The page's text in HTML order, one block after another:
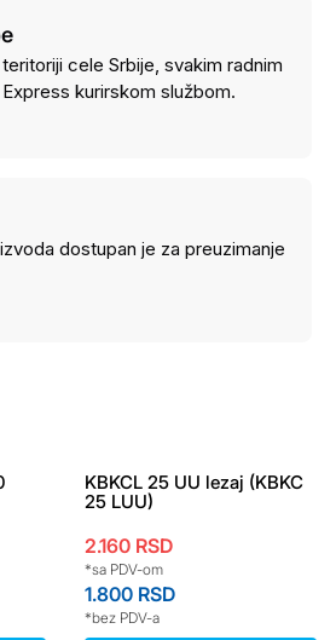
cele Srbije, svakim radnim
kurirskom službom.
dostupan je za preuzimanje
KBKCL 25 UU lezaj (KBKC
25 LUU)
2.160 RSD
*sa PDV-om
1.800 RSD
*bez PDV-a